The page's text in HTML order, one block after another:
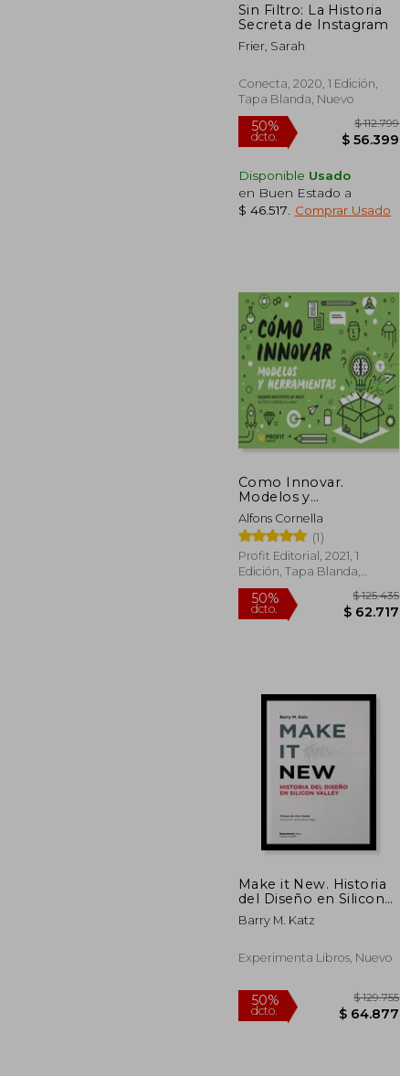
Sin Filtro: La Historia
Secreta de Instagram
Frier, Sarah
Conecta, 2020, 1 Edición,
Tapa Blanda, Nuevo
50%
dcto. $
Disponible Usado
en Buen Estado a
$ 46.517
Comprar Usado
Como Innovar.
Modelos y
Herramientas
Alfons Cornella
(1)
Profit Editorial, 2021, 1
Edición, Tapa Blanda,
Nuevo
50%
dcto.
Make it New. Historia
del Diseño en Silicon
Valley
Barry M. Katz
Experimenta Libros, Nuevo